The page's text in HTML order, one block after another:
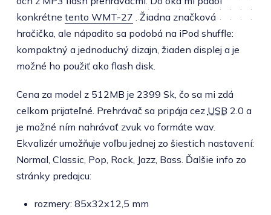
konkrétne tento WMT-27 . Žiadna značková
hračička, ale nápadito sa podobá na iPod shuffle:
kompaktný a jednoduchý dizajn, žiaden displej a je
možné ho použiť ako flash disk.
Cena za model z 512MB je 2399 Sk, čo sa mi zdá
celkom prijateľné. Prehrávač sa pripája cez USB 2.0 a
je možné ním nahrávať zvuk vo formáte wav.
Ekvalizér umožňuje voľbu jednej zo šiestich nastavení:
Normal, Classic, Pop, Rock, Jazz, Bass. Ďalšie info zo
stránky predajcu:
rozmery: 85x32x12,5 mm